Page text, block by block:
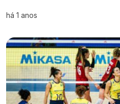
há 1 anos